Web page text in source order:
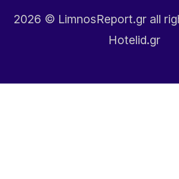
2026 © LimnosReport.gr all
Hotelid.gr